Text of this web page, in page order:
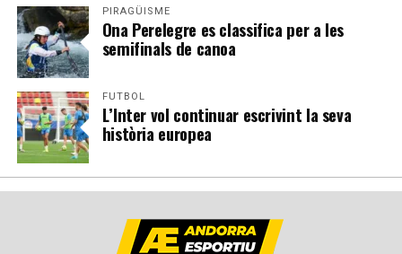
PIRAGÜISME
Ona Perelegre es classifica per a les
semifinals de canoa
FUTBOL
L’Inter vol continuar escrivint la seva
història europea